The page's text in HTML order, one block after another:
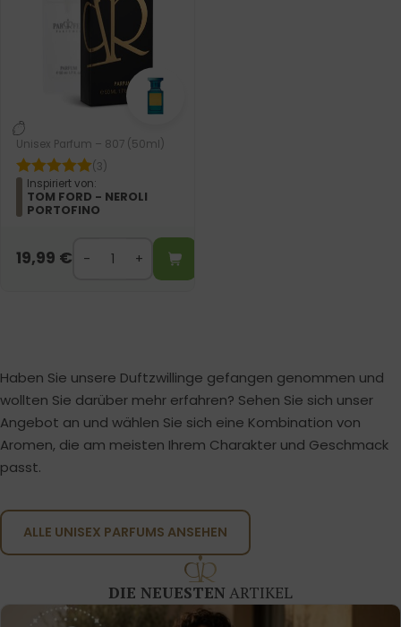
Unisex Parfum – 807 (50ml)
(3)
Inspiriert von:
TOM FORD - NEROLI
PORTOFINO
19,99 €
Haben Sie unsere Duftzwillinge gefangen genommen und
wollten Sie darüber mehr erfahren? Sehen Sie sich unser
Angebot an und wählen Sie sich eine Kombination von
Aromen, die am meisten Ihrem Charakter und Geschmack
passt.
ALLE UNISEX PARFUMS ANSEHEN
DIE NEUESTEN ARTIKEL